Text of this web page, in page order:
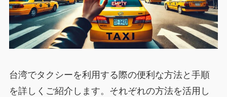
台湾でタクシーを利用する際の便利な方法と手順
を詳しくご紹介します。それぞれの方法を活用し